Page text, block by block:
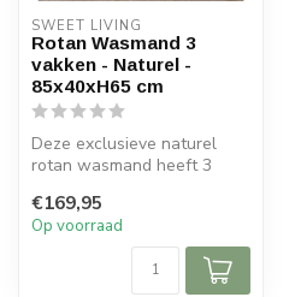
SWEET LIVING
Rotan Wasmand 3
vakken - Naturel -
85x40xH65 cm
Deze exclusieve naturel
rotan wasmand heeft 3
binnenzakken ...
€169,95
Op voorraad